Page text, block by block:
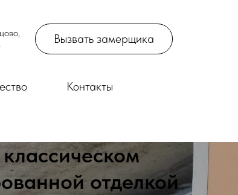
Вызвать замерщика
Контакты
отделкой